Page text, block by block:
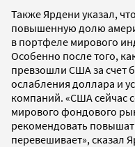
Также Ярдени указал,
повышенную долю
в портфеле мирового
Особенно после того,
превзошли США за счет
ослабления доллара и
компаний. «США сейчас
мирового фондового
рекомендовать
перевешивает», сказал